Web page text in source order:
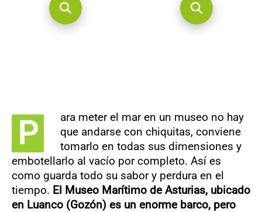
P
ara meter el mar en un museo no hay
que andarse con chiquitas, conviene
tomarlo en todas sus dimensiones y
embotellarlo al vacío por completo. Así es
como guarda todo su sabor y perdura en el
tiempo. El Museo Marítimo de Asturias, ubicado
en Luanco (Gozón) es un enorme barco, pero